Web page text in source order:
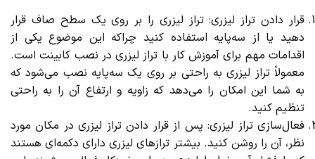
قرار دادن تراز لیزری: تراز لیزری را بر روی یک سطح صاف قرار
دهید یا از سه‌پایه استفاده کنید چراکه این موضوع یکی از
اقدامات مهم برای آموزش کار با تراز لیزری در نصب کابینت است.
معمولاً تراز لیزری به راحتی بر روی یک سه‌پایه نصب می‌شود که
به شما این امکان را می‌دهد که زاویه و ارتفاع آن را به راحتی
تنظیم کنید.
فعال‌سازی تراز لیزری: پس از قرار دادن تراز لیزری در مکان مورد
نظر، آن را روشن کنید. بیشتر ترازهای لیزری دارای دکمه‌ای هستند